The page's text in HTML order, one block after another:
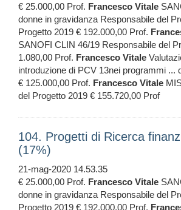
€ 25.000,00 Prof. Francesco Vitale
donne in gravidanza Responsabile del
Progetto 2019 € 192.000,00 Prof.
SANOFI CLIN 46/19 Responsabile del
1.080,00 Prof. Francesco Vitale
introduzione di PCV 13nei programmi ...
€ 125.000,00 Prof. Francesco Vitale
del Progetto 2019 € 155.720,00 Prof
104. Progetti di Ricerca
(17%)
21-mag-2020 14.53.35
€ 25.000,00 Prof. Francesco Vitale
donne in gravidanza Responsabile del
Progetto 2019 € 192.000,00 Prof.